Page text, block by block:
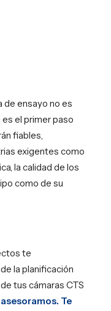
de ensayo no es
el primer paso
fiables,
exigentes como
la calidad de los
como de su
te
la planificación
tus cámaras CTS
asesoramos. Te